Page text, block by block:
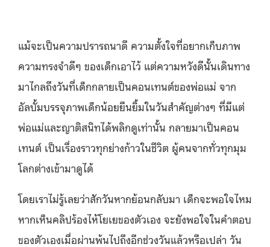
แม้จะเป็นความปรารถนาดี ความตั้งใจที่อยากเก็บภาพ
ความทรงจำดีๆ ของเด็กเอาไว้ แต่ความหวังดีนั้นเดินทาง
มาไกลถึงวันที่เด็กกลายเป็นคอนเทนต์ของพ่อแม่ จาก
อัลบั้มบรรจุภาพเด็กน้อยยืนยิ้มในวันสำคัญต่างๆ ที่มีแต่
พ่อแม่และญาติสนิทได้พลิกดูเท่านั้น กลายมาเป็นคอน
เทนต์ เป็นเรื่องราวทุกย่างก้าวในชีวิต ผู้คนจากทั่วทุกมุม
โลกต่างเข้ามาดูได้
โดยเราไม่รู้เลยว่าสักวันหากย้อนกลับมา เด็กจะพอใจไหม
หากเห็นคลิปร้องไห้โยเยของตัวเอง จะยังพอใจในคำตอบ
ของตัวเองเมื่อผ่านพ้นไปถึงอีกช่วงวันแล้วหรือเปล่า วัน